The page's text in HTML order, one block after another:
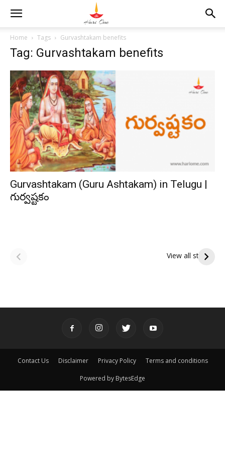
Home Tags Gurvashtakam benefits
Tag: Gurvashtakam benefits
Gurvashtakam (Guru Ashtakam) in Telugu |
గుర్వష్టకం
View all stories
పితృదేవతల ఆశీర్వాదం
ఇంద్రకీలాద్రి గిరి ప్రదక్షిణ
Contact Us Disclaimer Privacy Policy Terms and conditions
Powered by BytesEdge